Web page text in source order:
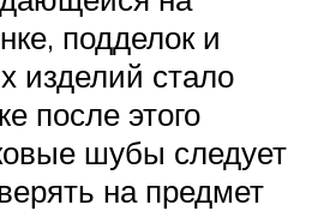
подделок и
изделий стало
после этого
шубы следует
на предмет